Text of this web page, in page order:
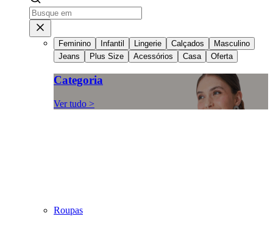
Feminino Infantil Lingerie Calçados
Masculino
Jeans
Plus Size Acessórios Casa Oferta
Categoria
Ver tudo >
Roupas